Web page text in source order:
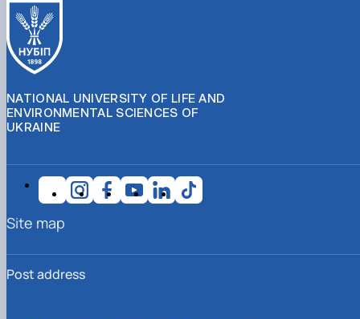
NATIONAL UNIVERSITY OF LIFE AND
ENVIRONMENTAL SCIENCES OF
UKRAINE
Post address
Site map